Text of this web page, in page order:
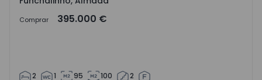
Comprar 395.000 €
2 1 95 100 2